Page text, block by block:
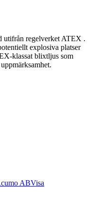
utifrån regelverket ATEX .
explosiva platser
klassat blixtljus som
Visa